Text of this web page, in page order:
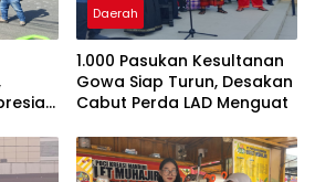
Daerah
1.000 Pasukan Kesultanan
Gowa Siap Turun, Desakan
Cabut Perda LAD Menguat